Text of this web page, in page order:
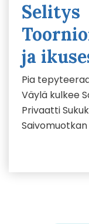
Selitys
ja
Pia
Väylä kulkee
Privaatti
Saivomuotkan